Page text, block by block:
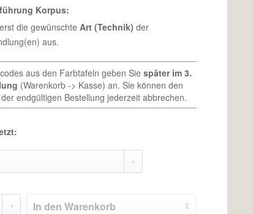
Korpus:
die gewünschteArt (Technik) der
aus.
aus den Farbtafeln geben Siespäter im 3.
(Warenkorb -> Kasse) an. Sie können den
endgültigen Bestellung jederzeit abbrechen.
In den Warenkorb